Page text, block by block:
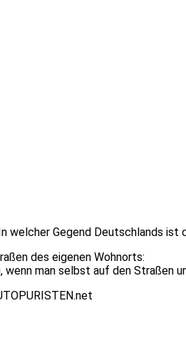
welcher Gegend Deutschlands ist
des eigenen Wohnorts:
wenn man selbst auf den Straßen